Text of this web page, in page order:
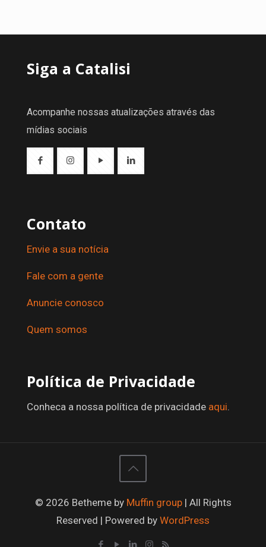
Siga a Catalisi
Acompanhe nossas atualizações através das
mídias sociais
Contato
Envie a sua notícia
Fale com a gente
Anuncie conosco
Quem somos
Política de Privacidade
Conheca a nossa política de privacidade aqui.
© 2026 Betheme by Muffin group| All Rights
Reserved | Powered by WordPress